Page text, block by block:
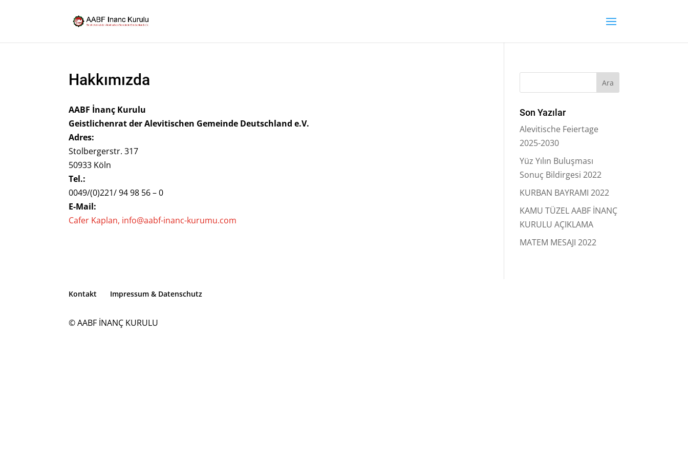
Hakkımızda
AABF İnanç Kurulu
Geistlichenrat der Alevitischen Gemeinde Deutschland e.V.
Adres:
Stolbergerstr. 317
50933 Köln
Tel.:
0049/(0)221/ 94 98 56 – 0
E-Mail:
Cafer Kaplan, info@aabf-inanc-kurumu.com
Son Yazılar
Alevitische Feiertage
2025-2030
Yüz Yılın Buluşması
Sonuç Bildirgesi 2022
KURBAN BAYRAMI 2022
KAMU TÜZEL AABF İNANÇ
KURULU AÇIKLAMA
MATEM MESAJI 2022
Kontakt Impressum & Datenschutz
© AABF İNANÇ KURULU